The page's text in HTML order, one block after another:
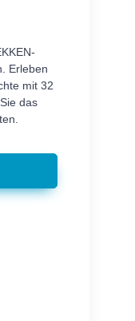
Erleben
mit 32
das